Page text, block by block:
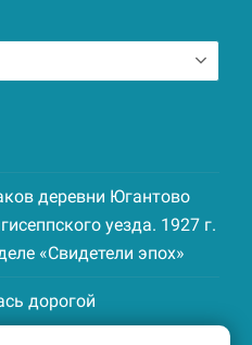
деревни Югантово
уезда. 1927 г.
«Свидетели эпох»
дорогой